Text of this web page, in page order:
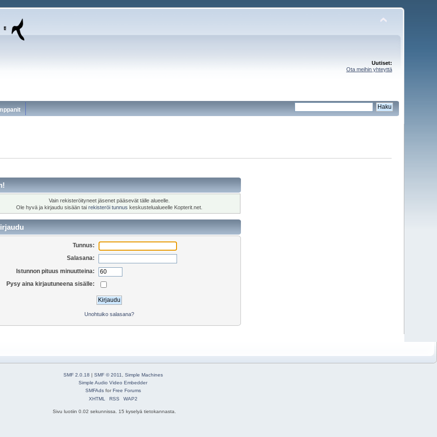
Uutiset:
Ota meihin yhteyttä
Vain rekisteröityneet jäsenet pääsevät tälle alueelle.
Ole hyvä ja kirjaudu sisään tai rekisteröi tunnus keskustelualueelle Kopterit.net.
Tunnus:
Salasana:
Istunnon pituus minuutteina:
Pysy aina kirjautuneena sisälle:
Unohtuiko salasana?
SMF 2.0.18 SMF © 2011, Simple Machines
Simple Audio Video Embedder
SMFAdsfor Free Forums
XHTML
RSS WAP2
Sivu luotiin 0.02 sekunnissa. 15 kyselyä tietokannasta.